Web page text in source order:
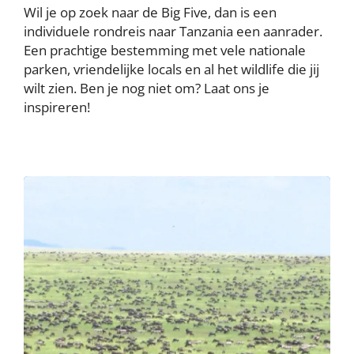
Wil je op zoek naar de Big Five, dan is een
individuele rondreis naar Tanzania een aanrader.
Een prachtige bestemming met vele nationale
parken, vriendelijke locals en al het wildlife die jij
wilt zien. Ben je nog niet om? Laat ons je
inspireren!
Image
Image